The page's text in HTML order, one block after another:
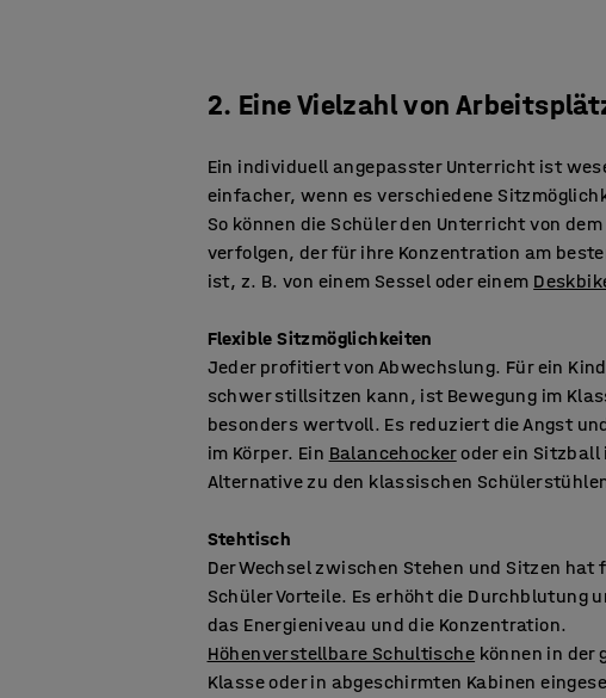
2. Eine Vielzahl von
Ein individuell angepasster Unterricht ist
einfacher, wenn es verschiedene
So können die Schüler den Unterricht von
verfolgen, der für ihre Konzentration am
ist, z. B. von einem Sessel oder einem
Flexible Sitzmöglichkeiten
Jeder profitiert von Abwechslung. Für ein
schwer stillsitzen kann, ist Bewegung im
besonders wertvoll. Es reduziert die Angst
im Körper. Ein Balancehockeroder ein Sitzball
Alternative zu den klassischen
Stehtisch
Der Wechsel zwischen Stehen und Sitzen hat
Schüler Vorteile. Es erhöht die Durchblutung
das Energieniveau und die Konzentration.
Höhenverstellbare Schultische können in der
Klasse oder in abgeschirmten Kabinen